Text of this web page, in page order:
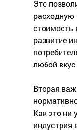
Это
расходную
стоимость
развитие
любой
Вторая
Как это ни
индустрия